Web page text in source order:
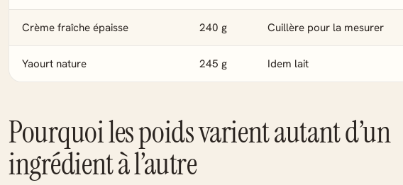
Crème fraîche épaisse 240 g Cuillère pour la mesurer
Yaourt nature 245 g Idem lait
Pourquoi les poids varient autant d’un
ingrédient à l’autre